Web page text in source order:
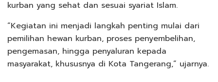
kurban yang sehat dan sesuai syariat Islam.
“Kegiatan ini menjadi langkah penting mulai dari
pemilihan hewan kurban, proses penyembelihan,
pengemasan, hingga penyaluran kepada
masyarakat, khususnya di Kota Tangerang,” ujarnya.